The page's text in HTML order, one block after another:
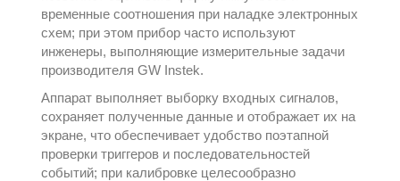
временные соотношения при наладке электронных
схем; при этом прибор часто используют
инженеры, выполняющие измерительные задачи
производителяGW Instek.
Аппарат выполняет выборку входных сигналов,
сохраняет полученные данные и отображает их на
экране, что обеспечивает удобство поэтапной
проверки триггеров и последовательностей
событий; при калибровке целесообразно